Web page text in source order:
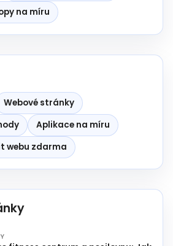
na míru
Webové stránky
Aplikace na míru
webu zdarma